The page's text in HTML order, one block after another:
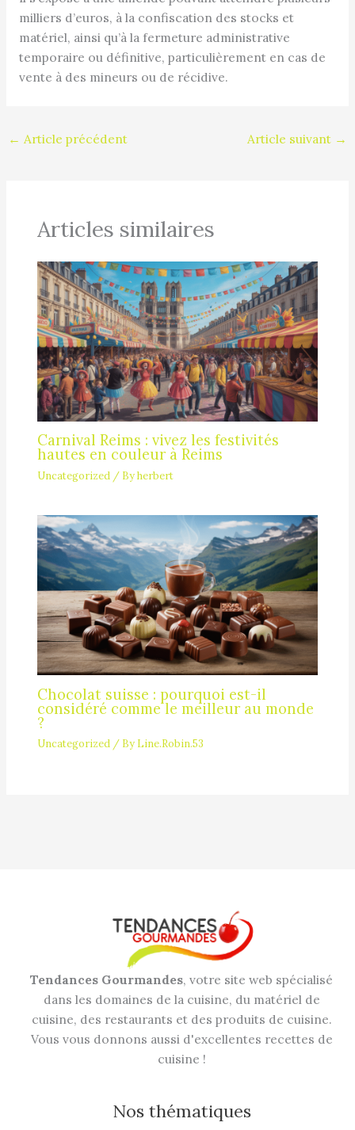
milliers d’euros, à la confiscation des stocks et
matériel, ainsi qu’à la fermeture administrative
temporaire ou définitive, particulièrement en cas de
vente à des mineurs ou de récidive.
← Article précédent Article suivant →
Articles similaires
Carnival Reims : vivez les festivités
hautes en couleur à Reims
Uncategorized / Byherbert
Chocolat suisse : pourquoi est-il
considéré comme le meilleur au monde
?
Uncategorized / By Line.Robin.53
Tendances Gourmandes, votre site web spécialisé
dans les domaines de la cuisine, du matériel de
cuisine, des restaurants et des produits de cuisine.
Vous vous donnons aussi d'excellentes recettes de
cuisine !
Nos thématiques